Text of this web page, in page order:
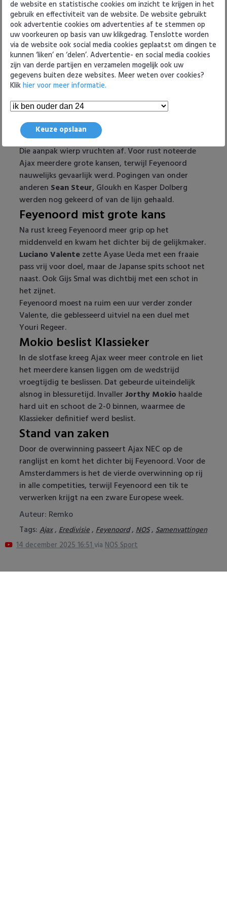
kreeg om van afstand uit te halen en fraai raak
schoot: 1-0. Bij het vieren van het doelpunt liep de
aanvoerder een bloedende wenkbrauw op, nadat
ploeggenoot Lucas Rosa iets te enthousiast kwam
invliegen.
Nieuwe aanpak onder Grim
Ajax liet Feyenoord bewust het balbezit en loerde
op fouten om snel toe te slaan. Het is de nieuwe
spelopvatting onder interim-trainerFred Grim
met een extra verdedigende middenvelder
compacter speelt dan zijn voorganger.
Die aanpak wierp vruchten af. Voor rust noteerde
Ajax meerdere grote kansen, terwijl Feyenoord
nauwelijks gevaarlijk werd. Pogingen van onder
anderen Sean Steur, Gloukh en Kasper Dolberg
werden nog gekeerd of van de lijn gehaald.
Feyenoord mist grote kans
Na rust kreeg Feyenoord meer grip op het
middenveld en kwam het dichter bij de gelijkmaker.
Luciano Valentezette Ayase Ueda met een fraaie
pass vrij voor doel, maar de Japanse spits schoot net
naast. Ook Gijs Smal was dichtbij met een schot in
het zijnet.
Feyenoord moest na ruim een uur verder zonder
Valente, die geblesseerd uitviel na een duel met
Youri Regeer.
Mokio beslist Klassieker
In de slotfase kreeg Ajax weer meer controle en liet
het meerdere kansen liggen om de wedstrijd
vroegtijdig te beslissen. Dat gebeurde uiteindelijk
alsnog in blessuretijd. InvallerJorthy Mokio haalde
hard uit en schoot de 2-0 binnen, waarmee de
Klassieker definitief werd beslist.
Stand van zaken
Door de overwinning passeert Ajax NEC op de
ranglijst en komt het dichter bij Feyenoord. Voor de
Amsterdammers is het de vierde overwinning op rij
in alle competities, terwijl Feyenoord een tik te
verwerken krijgt na een zware Europese week.
Auteur: Remko
Tags: Ajax, Eredivisie, Feyenoord, NOS, Samenvattingen
14 december 2025 16:51via NOS Sport
PSV
de website en statistische cookies om inzicht te krijgen in het
gebruik en effectiviteit van de website. De website gebruikt
ook advertentie cookies om advertenties af te stemmen op
uw voorkeuren op basis van uw klikgedrag. Tenslotte worden
via de website ook social media cookies geplaatst om dingen te
kunnen ‘liken’ en ‘delen’. Advertentie- en social media cookies
zijn van derde partijen en verzamelen mogelijk ook uw
gegevens buiten deze websites. Meer weten over cookies?
Klikhier voor meer informatie.
Keuze opslaan